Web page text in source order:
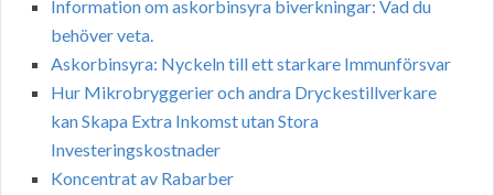
Information om askorbinsyra biverkningar: Vad du
behöver veta.
Askorbinsyra: Nyckeln till ett starkare Immunförsvar
Hur Mikrobryggerier och andra Dryckestillverkare
kan Skapa Extra Inkomst utan Stora
Investeringskostnader
Koncentrat av Rabarber